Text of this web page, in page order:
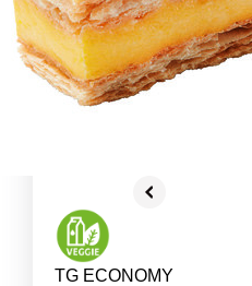
TG ECONOMY